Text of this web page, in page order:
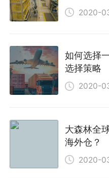
2020-
如何选择
选择策略
2020-
大森林全
海外仓？
2020-